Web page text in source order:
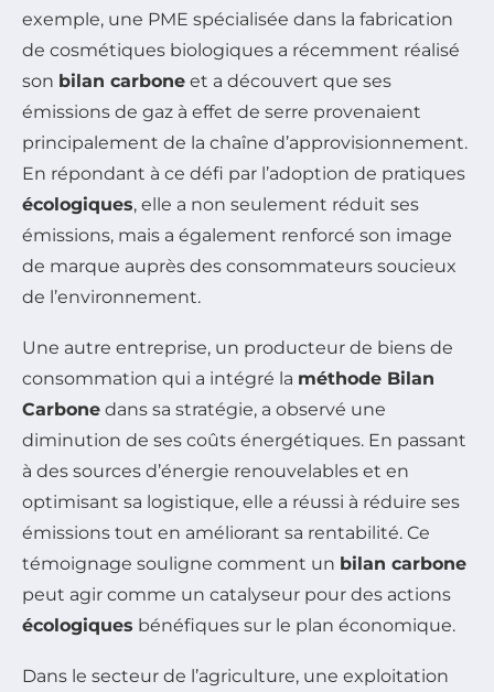
exemple, une PME spécialisée dans la fabrication
de cosmétiques biologiques a récemment réalisé
son bilan carbone et a découvert que ses
émissions de gaz à effet de serre provenaient
principalement de la chaîne d’approvisionnement.
En répondant à ce défi par l’adoption de pratiques
écologiques, elle a non seulement réduit ses
émissions, mais a également renforcé son image
de marque auprès des consommateurs soucieux
de l’environnement.
Une autre entreprise, un producteur de biens de
consommation qui a intégré la méthode Bilan
Carbone dans sa stratégie, a observé une
diminution de ses coûts énergétiques. En passant
à des sources d’énergie renouvelables et en
optimisant sa logistique, elle a réussi à réduire ses
émissions tout en améliorant sa rentabilité. Ce
témoignage souligne comment un bilan carbone
peut agir comme un catalyseur pour des actions
écologiques bénéfiques sur le plan économique.
Dans le secteur de l’agriculture, une exploitation